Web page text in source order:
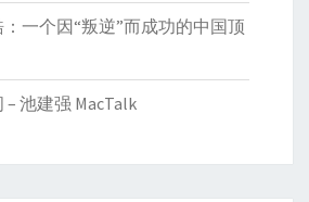
一个因“叛逆”而成功的中国顶
池建强 MacTalk